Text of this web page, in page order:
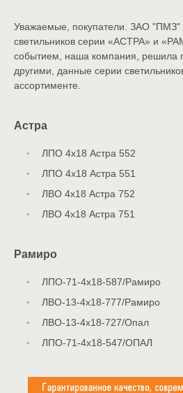
Уважаемые, покупатели. ЗАО "ПМЗ"
светильников серии «АСТРА» и
событием, наша компания, решила
другими, данные серии
ассортименте.
Астра
ЛПО 4х18 Астра 552
ЛПО 4х18 Астра 551
ЛВО 4х18 Астра 752
ЛВО 4х18 Астра 751
Рамиро
ЛПО-71-4х18-587/Рамиро
ЛВО-13-4х18-777/Рамиро
ЛВО-13-4х18-727/Опал
ЛПО-71-4х18-547/ОПАЛ